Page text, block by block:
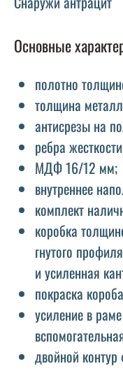
Основные
полотно
толщина
антисрезы на
ребра
МДФ 16/12 мм;
внутреннее
комплект
коробка
гнутого
и усиленная
покраска
усиление в
двойной